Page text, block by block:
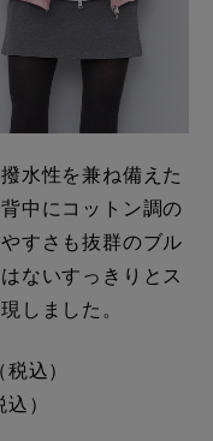
水性を兼ね備えた
中にコットン調の
すさも抜群のブル
ないすっきりとス
しました。
込）
）